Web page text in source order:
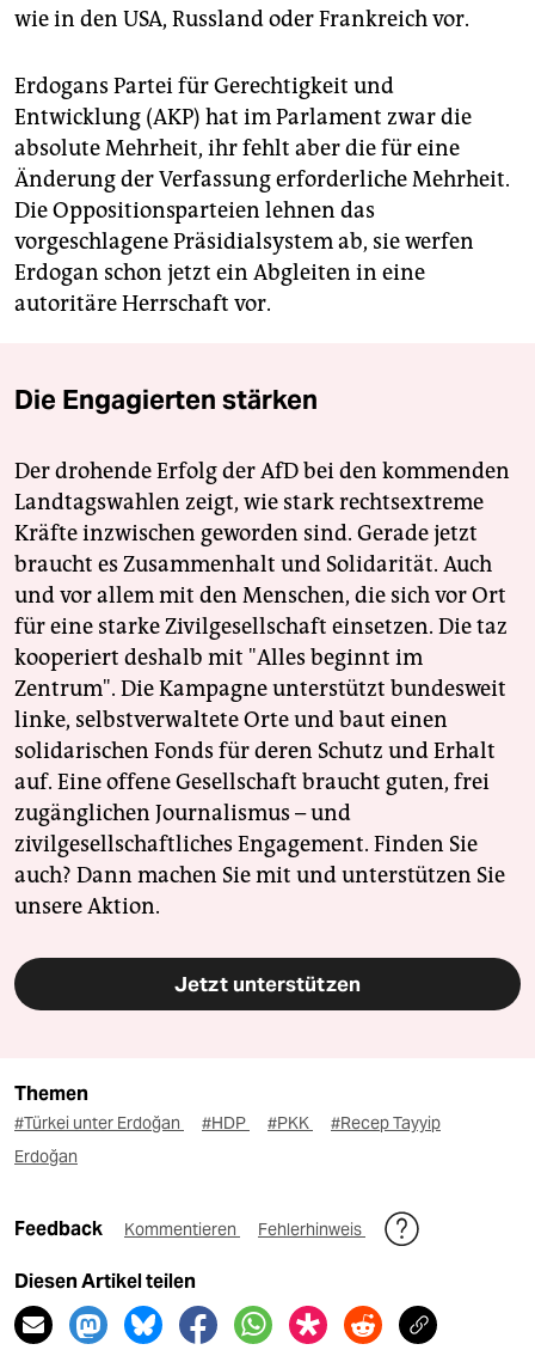
wie in den USA, Russland oder Frankreich vor.
Erdogans Partei für Gerechtigkeit und
Entwicklung (AKP) hat im Parlament zwar die
absolute Mehrheit, ihr fehlt aber die für eine
Änderung der Verfassung erforderliche Mehrheit.
Die Oppositionsparteien lehnen das
vorgeschlagene Präsidialsystem ab, sie werfen
Erdogan schon jetzt ein Abgleiten in eine
autoritäre Herrschaft vor.
Die Engagierten stärken
Der drohende Erfolg der AfD bei den kommenden
Landtagswahlen zeigt, wie stark rechtsextreme
Kräfte inzwischen geworden sind. Gerade jetzt
braucht es Zusammenhalt und Solidarität. Auch
und vor allem mit den Menschen, die sich vor Ort
für eine starke Zivilgesellschaft einsetzen. Die taz
kooperiert deshalb mit "Alles beginnt im
Zentrum". Die Kampagne unterstützt bundesweit
linke, selbstverwaltete Orte und baut einen
solidarischen Fonds für deren Schutz und Erhalt
auf. Eine offene Gesellschaft braucht guten, frei
zugänglichen Journalismus – und
zivilgesellschaftliches Engagement. Finden Sie
auch? Dann machen Sie mit und unterstützen Sie
unsere Aktion.
Jetzt unterstützen
Themen
#Türkei unter Erdoğan #HDP #PKK
#Recep Tayyip
Erdoğan
Feedback Kommentieren Fehlerhinweis
Diesen Artikel teilen